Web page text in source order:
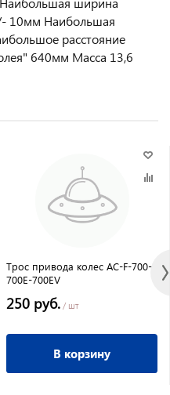
10мм Наибольшая
расстояние
640мм Масса 13,6
Трос привода колес AC-F-700-
700E-700EV
250 руб. / шт
В корзину